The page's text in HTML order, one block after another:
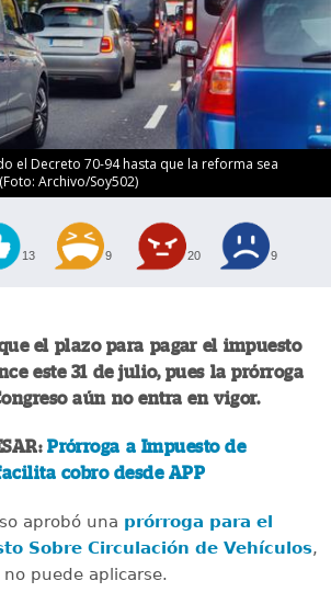
el Decreto 70-94 hasta que la reforma sea
Archivo/Soy502)
13 9 20 9
el plazo para pagar el impuesto
este 31 de julio, pues la prórroga
aún no entra en vigor.
Prórroga a Impuesto de
cobro desde APP
aprobó una prórroga para el
Sobre Circulación de Vehículos,
puede aplicarse.